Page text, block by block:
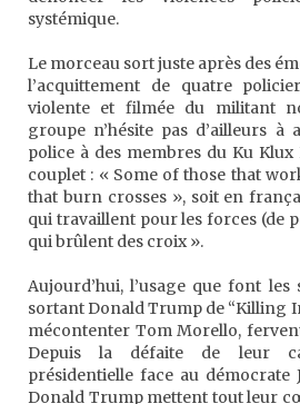
systémique.
Le morceau sort juste après des
l’acquittement de quatre
violente et filmée du militant
groupe n’hésite pas d’ailleurs à
police à des membres du Ku
couplet : « Some of those that
that burn crosses », soit en
qui travaillent pour les forces (de
qui brûlent des croix ».
Aujourd’hui, l’usage que font
sortant Donald Trump de “Killing
mécontenter Tom Morello,
Depuis la défaite de leur
présidentielle face au démocrate
Donald Trump mettent tout leur